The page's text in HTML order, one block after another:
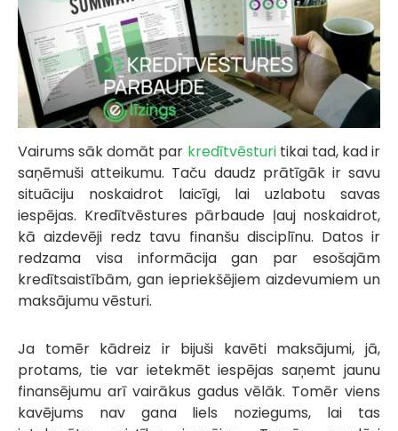
Vairums sāk domāt par kredītvēsturitikai tad, kad ir
saņēmuši atteikumu. Taču daudz prātīgāk ir savu
situāciju noskaidrot laicīgi, lai uzlabotu savas
iespējas. Kredītvēstures pārbaude ļauj noskaidrot,
kā aizdevēji redz tavu finanšu disciplīnu. Datos ir
redzama visa informācija gan par esošajām
kredītsaistībām, gan iepriekšējiem aizdevumiem un
maksājumu vēsturi.
Ja tomēr kādreiz ir bijuši kavēti maksājumi, jā,
protams, tie var ietekmēt iespējas saņemt jaunu
finansējumu arī vairākus gadus vēlāk. Tomēr viens
kavējums nav gana liels noziegums, lai tas